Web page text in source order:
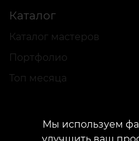
Каталог
Каталог мастеров
Портфолио
Топ месяца
Мы используем